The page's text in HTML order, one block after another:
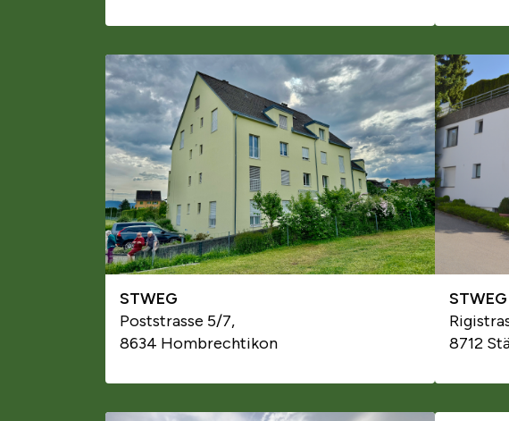
STWEG
Poststrasse 5/7,
8634 Hombrechtikon
STWEG
8712